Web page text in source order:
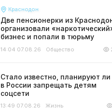
Краснодон
Две пенсионерки из
организовали
бизнес и попали в тюрьму
14:04 07.08.26 Общество
Стало известно, планируют ли
в России запрещать детям
соцсети
13:49 07.08.26 Жизнь